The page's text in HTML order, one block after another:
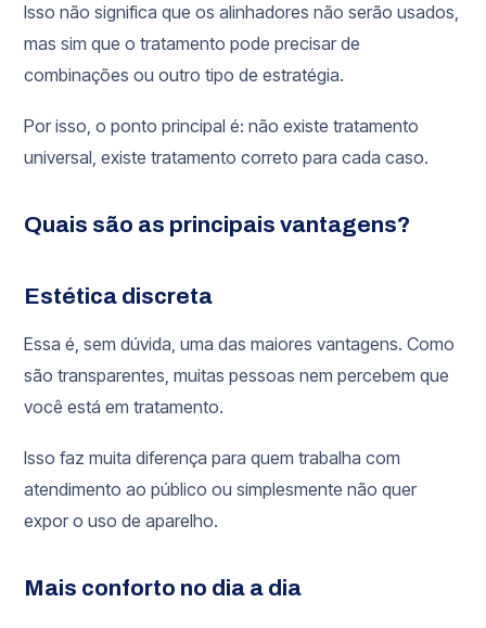
Isso não significa que os alinhadores não serão usados,
mas sim que o tratamento pode precisar de
combinações ou outro tipo de estratégia.
Por isso, o ponto principal é: não existe tratamento
universal, existe tratamento correto para cada caso.
Quais são as principais vantagens?
Estética discreta
Essa é, sem dúvida, uma das maiores vantagens. Como
são transparentes, muitas pessoas nem percebem que
você está em tratamento.
Isso faz muita diferença para quem trabalha com
atendimento ao público ou simplesmente não quer
expor o uso de aparelho.
Mais conforto no dia a dia